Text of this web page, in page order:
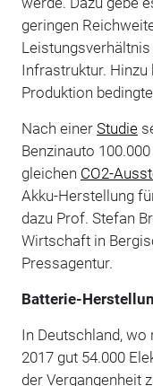
geringen
Infrastruktur.
Produktion
Nach einer Studie
Benzinauto
gleichen CO2-
Akku-Herstellung
dazu Prof. Stefan
Wirtschaft in
Pressagentur.
Batterie-
In Deutschland, wo
2017 gut 54.000
der Vergangenheit